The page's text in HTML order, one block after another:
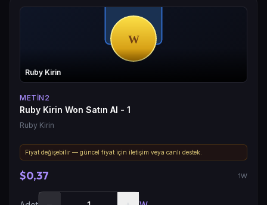
Ruby Kirin
METIN2
Ruby Kirin Won Satın Al - 1
Ruby Kirin
Fiyat değişebilir — güncel fiyat için iletişim veya canlı destek.
$0,37 1W